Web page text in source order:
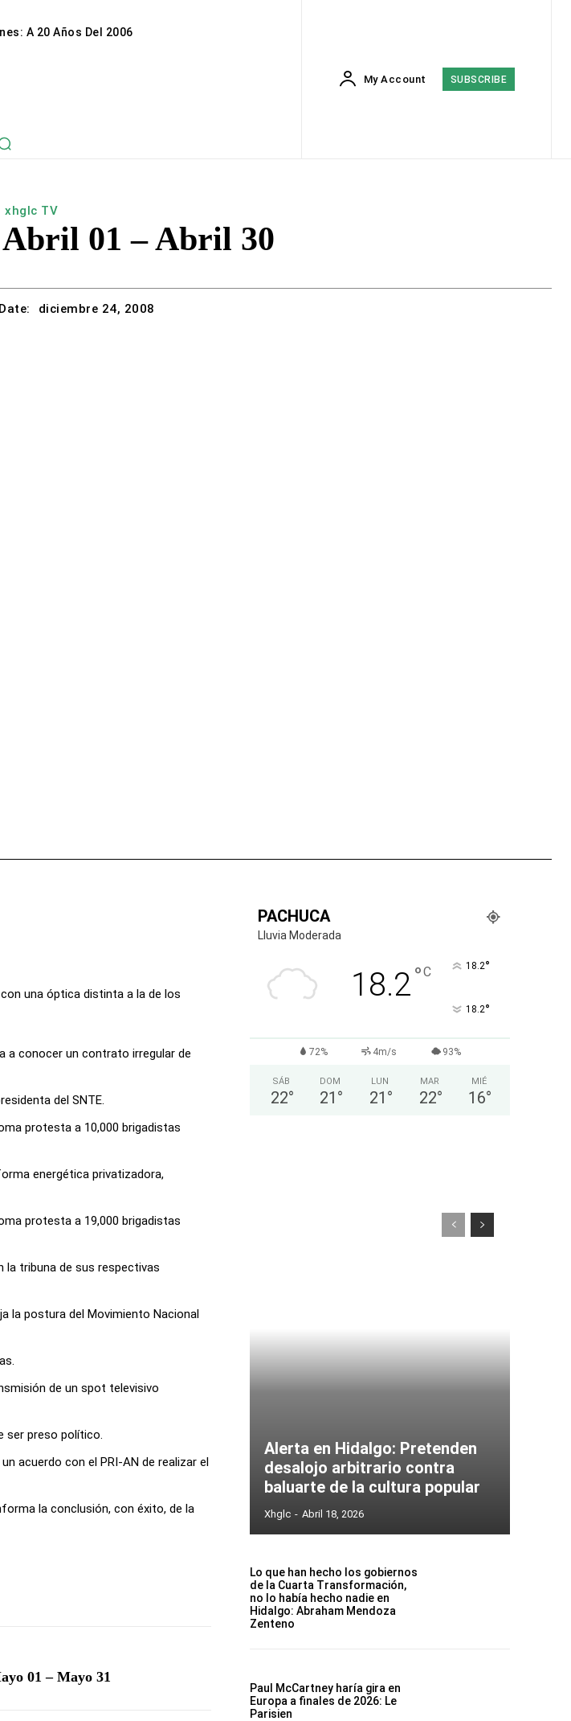
A 20 Años Del 2006
My Account SUBSCRIBE
xhglc TV
01 – Abril 30
Date: diciembre 24, 2008
una óptica distinta a la de los
a conocer un contrato irregular de
del SNTE.
protesta a 10,000 brigadistas
energética privatizadora,
protesta a 19,000 brigadistas
la tribuna de sus respectivas
la postura del Movimiento Nacional
de un spot televisivo
ser preso político.
acuerdo con el PRI-AN de realizar el
la conclusión, con éxito, de la
01 – Mayo 31
PACHUCA
Lluvia Moderada
18.2°C 18.2°
18.2°
72% 4m/s 93%
SÁB
22°
DOM
21 °
LUN
21 °
MAR
22°
MIÉ
16°
Alerta en Hidalgo: Pretenden
desalojo arbitrario contra
baluarte de la cultura popular
Xhglc - Abril 18, 2026
Lo que han hecho los gobiernos
de la Cuarta Transformación,
no lo había hecho nadie en
Hidalgo: Abraham Mendoza
Zenteno
Paul McCartney haría gira en
Europa a finales de 2026: Le
Parisien